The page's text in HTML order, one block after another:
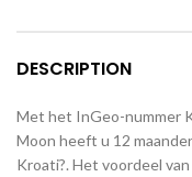
DESCRIPTION
Met het InGeo-nummer
Moon heeft u 12
Kroati?. Het voordeel